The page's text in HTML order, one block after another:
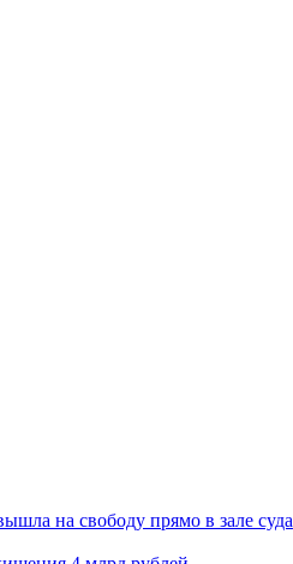
на свободу прямо в зале суда